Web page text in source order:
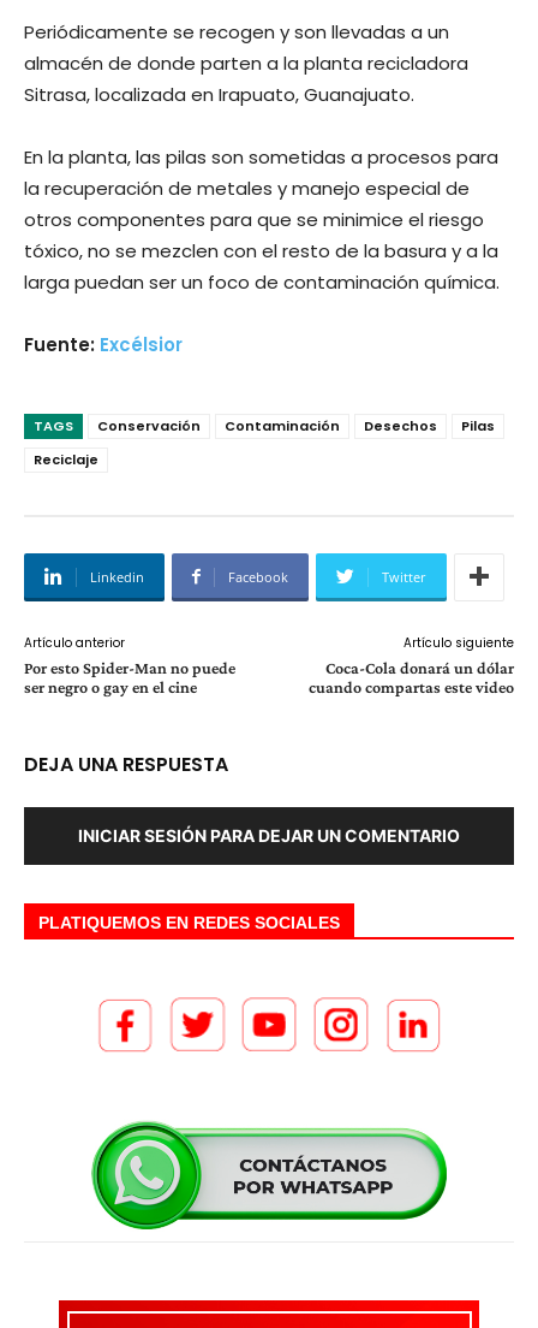
Periódicamente se recogen y son llevadas a un
almacén de donde parten a la planta recicladora
Sitrasa, localizada en Irapuato, Guanajuato.
En la planta, las pilas son sometidas a procesos para
la recuperación de metales y manejo especial de
otros componentes para que se minimice el riesgo
tóxico, no se mezclen con el resto de la basura y a la
larga puedan ser un foco de contaminación química.
Fuente: Excélsior
TAGS Conservación Contaminación Desechos
Pilas
Reciclaje
Linkedin Facebook Twitter
Artículo anterior
Por esto Spider-Man no puede
ser negro o gay en el cine
Artículo siguiente
Coca-Cola donará un dólar
cuando compartas este video
DEJA UNA RESPUESTA
INICIAR SESIÓN PARA DEJAR UN COMENTARIO
PLATIQUEMOS EN REDES SOCIALES